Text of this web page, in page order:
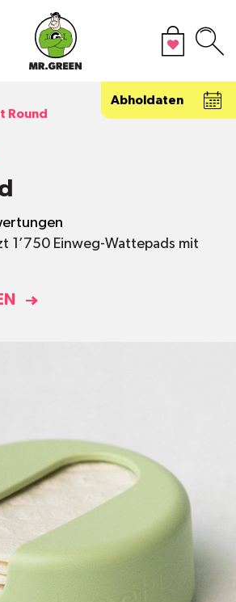
Abholdaten
Round
1’750 Einweg-Wattepads mit